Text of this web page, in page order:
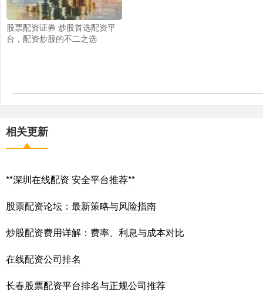
股票配资证券 炒股首选配资平
台，配资炒股的不二之选
相关更新
**深圳在线配资 安全平台推荐**
股票配资论坛：最新策略与风险指南
炒股配资费用详解：费率、利息与成本对比
在线配资公司排名
长春股票配资平台排名与正规公司推荐